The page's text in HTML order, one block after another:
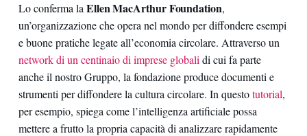
Lo conferma la Ellen MacArthur Foundation,
un’organizzazione che opera nel mondo per diffondere esempi
e buone pratiche legate all’economia circolare. Attraverso un
network di un centinaio di imprese globali di cui fa parte
anche il nostro Gruppo, la fondazione produce documenti e
strumenti per diffondere la cultura circolare. In questotutorial,
per esempio, spiega come l’intelligenza artificiale possa
mettere a frutto la propria capacità di analizzare rapidamente